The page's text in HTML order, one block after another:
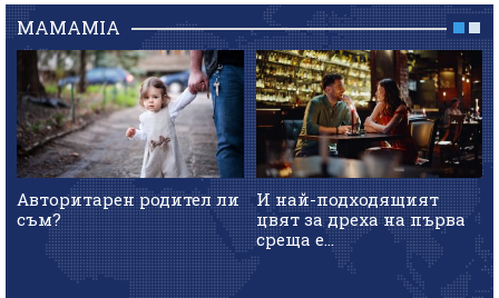
MAMAMIA
Авторитарен родител ли
съм?
И най-подходящият
цвят за дреха на първа
среща е...